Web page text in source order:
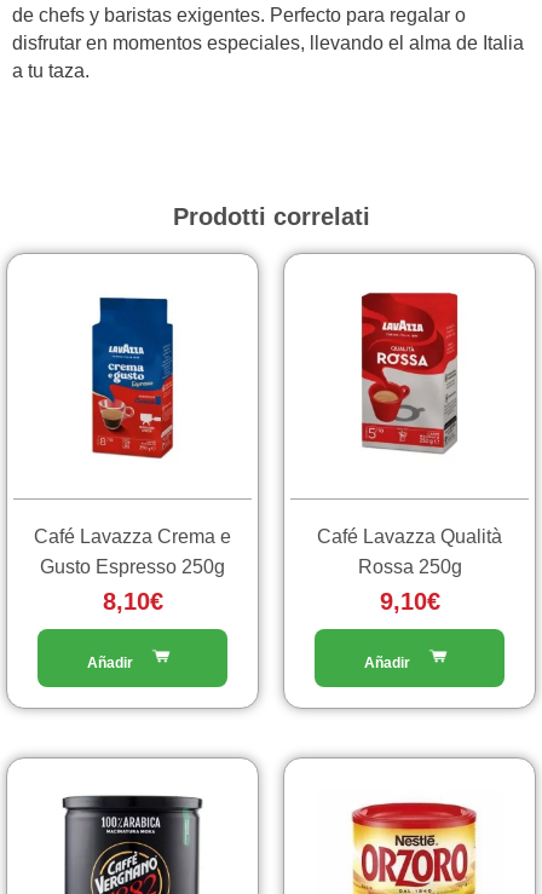
de chefs y baristas exigentes. Perfecto para regalar o
disfrutar en momentos especiales, llevando el alma de Italia
a tu taza.
Prodotti correlati
Café Lavazza Crema e
Gusto Espresso 250g
8,10€
Café Lavazza Qualità
Rossa 250g
9,10€